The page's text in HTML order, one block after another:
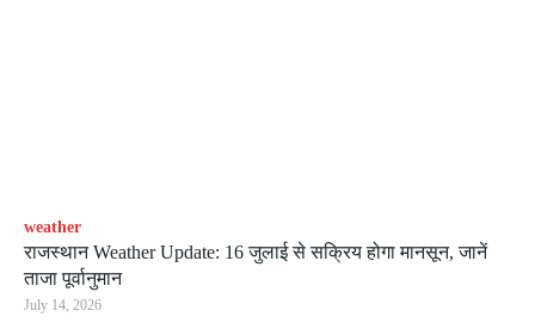
weather
राजस्थान Weather Update: 16 जुलाई से सक्रिय होगा मानसून, जानें
ताजा पूर्वानुमान
July 14, 2026